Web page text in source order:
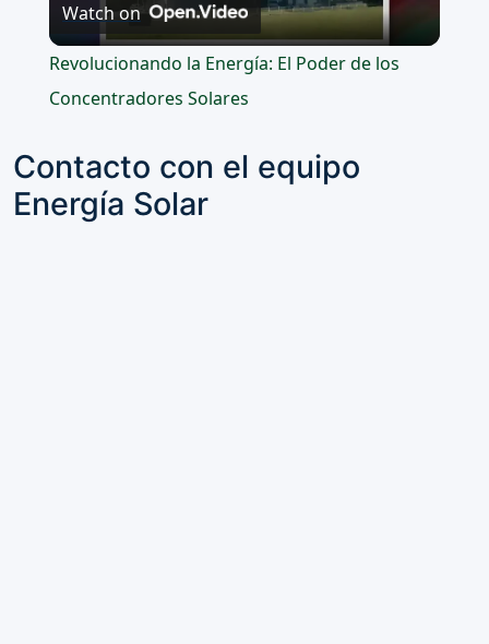
Video
Watch on
Revolucionando la Energía: El Poder de los
Concentradores Solares
Contacto con el equipo
Energía Solar